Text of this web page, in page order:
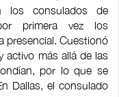
los consulados de
primera vez los
presencial. Cuestionó
activo más allá de las
por lo que se
Dallas, el consulado